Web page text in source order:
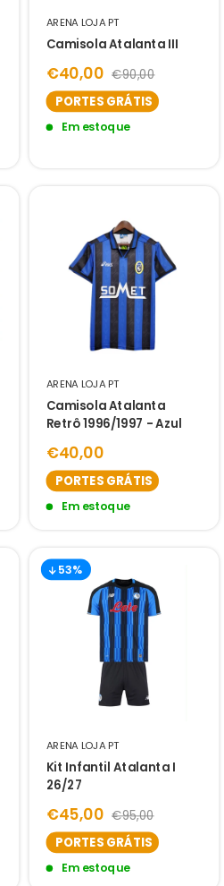
ARENA LOJA PT
Camisola Atalanta III
€40,00 €90,00
PORTES GRÁTIS
Em estoque
ARENA LOJA PT
Camisola Atalanta
Retrô 1996/1997 - Azul
€40,00
PORTES GRÁTIS
Em estoque
53%
ARENA LOJA PT
Kit Infantil Atalanta I
26/27
€45,00 €95,00
PORTES GRÁTIS
Em estoque